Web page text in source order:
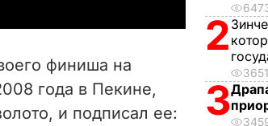
финиша на
года в Пекине,
и подписал ее:
2
3